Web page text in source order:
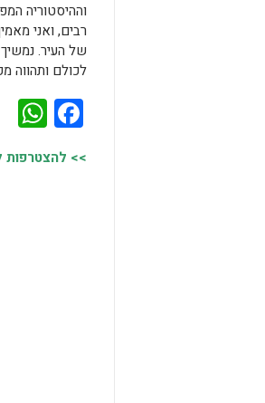
וההיסטוריה
רבים, ואני
של העיר.
לכולם ותהווה
>> להצטרפות